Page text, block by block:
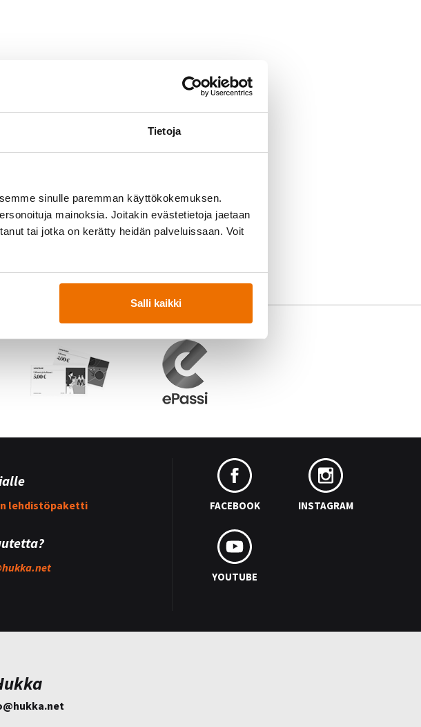
Tietoja
sinulle paremman käyttökokemuksen.
mainoksia. Joitakin evästetietoja jaetaan
tai jotka on kerätty heidän palveluissaan. Voit
Salli kaikki
lehdistöpaketti
hukka.net
FACEBOOK INSTAGRAM
YOUTUBE
hukka.net